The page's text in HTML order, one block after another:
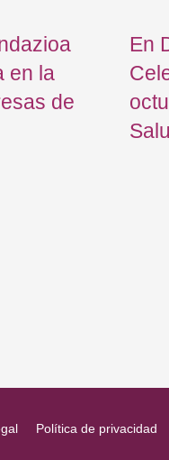
en la
de
En
Política de privacidad